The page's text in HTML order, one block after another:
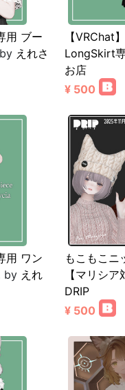
用 ブー
by えれさ
【VRChat
LongSkirt
お店
¥ 500
用 ワン
by えれ
もこもこ
【マリシ
DRIP
¥ 500